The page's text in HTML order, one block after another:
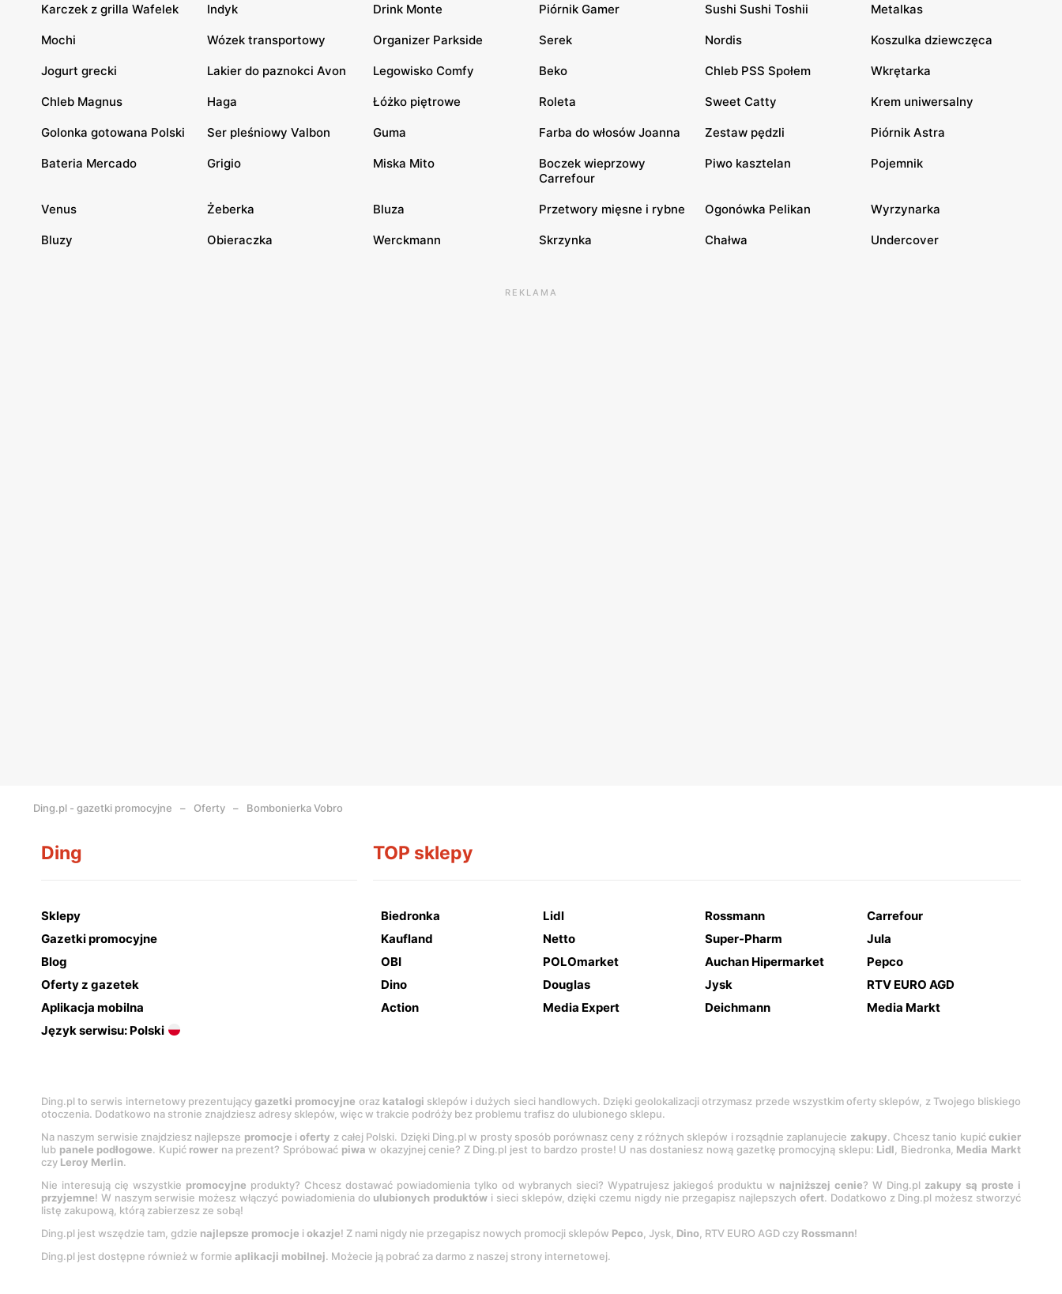
Karczek z grilla Wafelek Indyk Drink Monte Piórnik Gamer Sushi Sushi Toshii Metalkas
Mochi Wózek transportowy Organizer Parkside Serek Nordis Koszulka dziewczęca
Jogurt grecki Lakier do paznokci Avon Legowisko Comfy Beko Chleb PSS Społem Wkrętarka
Chleb Magnus Haga Łóżko piętrowe Roleta Sweet Catty Krem uniwersalny
Golonka gotowana Polski Ser pleśniowy Valbon Guma Farba do włosów Joanna Zestaw pędzli Piórnik Astra
Bateria Mercado Grigio Miska Mito
Boczek wieprzowy
Carrefour
Piwo kasztelan Pojemnik
Venus Żeberka Bluza Przetwory mięsne i rybne Ogonówka Pelikan Wyrzynarka
Bluzy Obieraczka Werckmann Skrzynka Chałwa Undercover
REKLAMA
Ding.pl - gazetki promocyjne Oferty Bombonierka Vobro
Ding
Sklepy
Gazetki promocyjne
Blog
Oferty z gazetek
Aplikacja mobilna
Język serwisu: Polski
TOP sklepy
Biedronka Lidl Rossmann
Carrefour
Kaufland
Netto Super-Pharm
Jula
OBI
POLOmarket Auchan Hipermarket
Pepco
Dino
Douglas Jysk
RTV EURO AGD
Action
Media Expert Deichmann Media Markt
Ding.pl to serwis internetowy prezentującygazetki promocyjne oraz katalogi sklepów i dużych sieci handlowych. Dzięki geolokalizacji otrzymasz przede wszystkim oferty sklepów, z Twojego bliskiego
otoczenia. Dodatkowo na stronie znajdziesz adresy sklepów, więc w trakcie podróży bez problemu trafisz do ulubionego sklepu.
Na naszym serwisie znajdziesz najlepsze promocje ioferty z całej Polski. Dzięki Ding.pl w prosty sposób porównasz ceny z różnych sklepów i rozsądnie zaplanujecie zakupy. Chcesz tanio kupićcukier
lub panele podłogowe. Kupić rower na prezent? Spróbować piwa w okazyjnej cenie? Z Ding.pl jest to bardzo proste! U nas dostaniesz nową gazetkę promocyjną sklepu: Lidl, Biedronka, Media Markt
czy Leroy Merlin.
Nie interesują cię wszystkie promocyjne produkty? Chcesz dostawać powiadomienia tylko od wybranych sieci? Wypatrujesz jakiegoś produktu w najniższej cenie? W Ding.pl zakupy są proste i
przyjemne! W naszym serwisie możesz włączyć powiadomienia do ulubionych produktów i sieci sklepów, dzięki czemu nigdy nie przegapisz najlepszychofert. Dodatkowo z Ding.pl możesz stworzyć
listę zakupową, którą zabierzesz ze sobą!
Ding.pl jest wszędzie tam, gdzie najlepsze promocje i okazje! Z nami nigdy nie przegapisz nowych promocji sklepów Pepco, Jysk, Dino, RTV EURO AGD czy Rossmann!
Ding.pl jest dostępne również w formie aplikacji mobilnej. Możecie ją pobrać za darmo z naszej strony internetowej.